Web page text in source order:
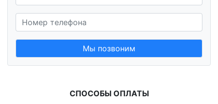
Мы позвоним
СПОСОБЫ ОПЛАТЫ